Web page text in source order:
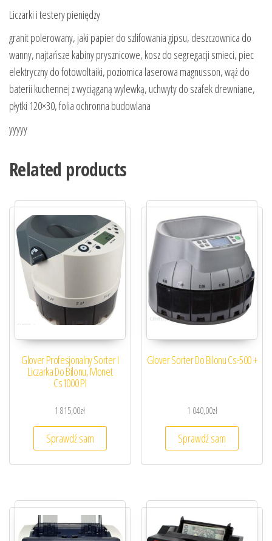
Liczarki i testery pieniędzy
granit polerowany, jaki papier do szlifowania gipsu, deszczownica do
wanny, najtańsze kabiny prysznicowe, kosz do segregacji smieci, piec
elektryczny do fotowoltaiki, poziomica laserowa magnusson, wąż do
baterii kuchennej z wyciąganą wylewką, uchwyty do szafek drewniane,
płytki 120×30, folia ochronna budowlana
yyyyy
Related products
Glover Profesjonalny Sorter I
Liczarka Do Bilonu, Monet
Cs1000 Pl
1 815,00zł
Sprawdź sam
Glover Sorter Do Bilonu Cs-500 +
1 040,00zł
Sprawdź sam